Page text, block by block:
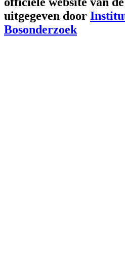
uitgegeven door
Bosonderzoek